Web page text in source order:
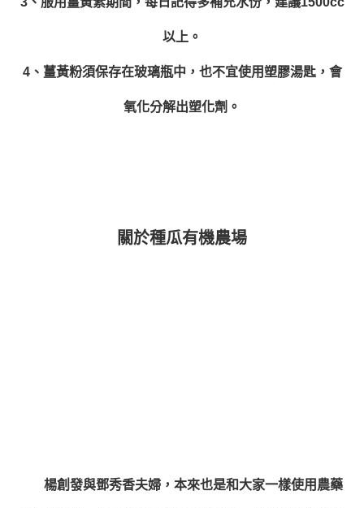
以上。
4、薑黃粉須保存在玻璃瓶中，也不宜使用塑膠湯匙，會
氧化分解出塑化劑。
關於種瓜有機農場
楊創發與鄧秀香夫婦，本來也是和大家一樣使用農藥